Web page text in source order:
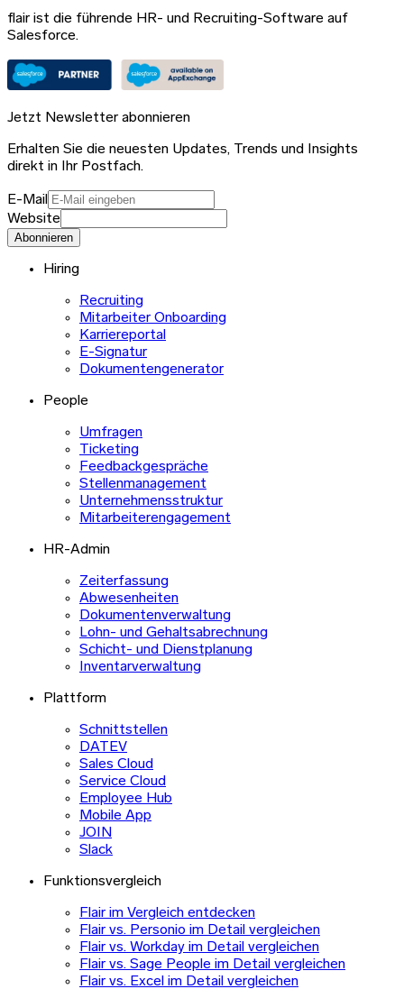
flair ist die führende HR- und Recruiting-Software auf
Salesforce.
Jetzt Newsletter abonnieren
Erhalten Sie die neuesten Updates, Trends und Insights
direkt in Ihr Postfach.
E-Mail
Website
Abonnieren
Hiring
Recruiting
Mitarbeiter Onboarding
Karriereportal
E-Signatur
Dokumentengenerator
People
Umfragen
Ticketing
Feedbackgespräche
Stellenmanagement
Unternehmensstruktur
Mitarbeiterengagement
HR-Admin
Zeiterfassung
Abwesenheiten
Dokumentenverwaltung
Lohn- und Gehaltsabrechnung
Schicht- und Dienstplanung
Inventarverwaltung
Plattform
Schnittstellen
DATEV
Sales Cloud
Service Cloud
Employee Hub
Mobile App
JOIN
Slack
Funktionsvergleich
Flair im Vergleich entdecken
Flair vs. Personio im Detail vergleichen
Flair vs. Workday im Detail vergleichen
Flair vs. Sage People im Detail vergleichen
Flair vs. Excel im Detail vergleichen